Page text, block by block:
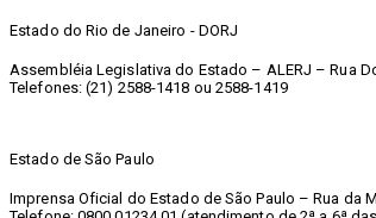
Estado do Rio de Janeiro - DORJ
Assembléia Legislativa do Estado – ALERJ – Rua
Telefones: (21) 2588-1418 ou 2588-1419
Estado de São Paulo
Imprensa Oficial do Estado de São Paulo – Rua da